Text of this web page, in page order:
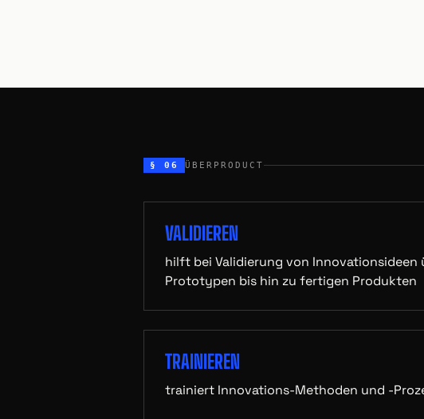
§ 06 ÜBERPRODUCT
VALIDIEREN
hilft bei Validierung von Innovationsideen
Prototypen bis hin zu fertigen Produkten
TRAINIEREN
trainiert Innovations-Methoden und -